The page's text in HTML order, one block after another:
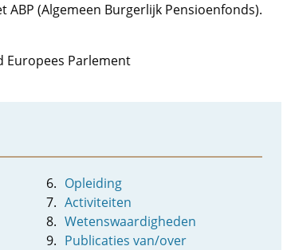
(Algemeen Burgerlijk Pensioenfonds).
Europees Parlement
Opleiding
Activiteiten
Wetenswaardigheden
Publicaties van/over